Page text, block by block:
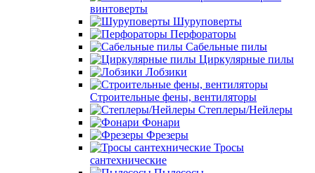
винтоверты
Шуруповерты
Перфораторы
Сабельные пилы
Циркулярные пилы
Лобзики
Строительные фены, вентиляторы
Степлеры/Нейлеры
Фонари
Фрезеры
Тросы
сантехнические